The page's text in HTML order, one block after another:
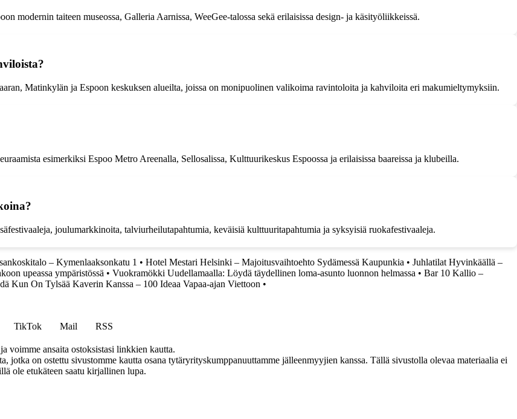
modernin taiteen museossa, Galleria Aarnissa, WeeGee-talossa sekä erilaisissa design- ja käsityöliikkeissä.
Matinkylän ja Espoon keskuksen alueilta, joissa on monipuolinen valikoima ravintoloita ja kahviloita eri makumieltymyksiin.
esimerkiksi Espoo Metro Areenalla, Sellosalissa, Kulttuurikeskus Espoossa ja erilaisissa baareissa ja klubeilla.
joulumarkkinoita, talviurheilutapahtumia, keväisiä kulttuuritapahtumia ja syksyisiä ruokafestivaaleja.
– Kymenlaaksonkatu 1 • Hotel Mestari Helsinki – Majoitusvaihtoehto Sydämessä Kaupunkia • Juhlatilat Hyvinkäällä –
upeassa ympäristössä • Vuokramökki Uudellamaalla: Löydä täydellinen loma-asunto luonnon helmassa • Bar 10 Kallio –
Kun On Tylsää Kaverin Kanssa – 100 Ideaa Vapaa-ajan Viettoon •
TikTok Mail
RSS
voimme ansaita ostoksistasi linkkien kautta.
jotka on ostettu sivustomme kautta osana tytäryrityskumppanuuttamme jälleenmyyjien kanssa. Tällä sivustolla olevaa materiaalia ei
ole etukäteen saatu kirjallinen lupa.